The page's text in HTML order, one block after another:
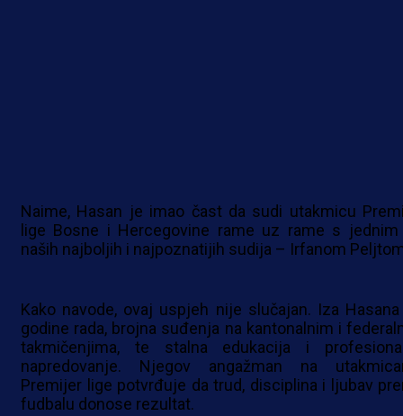
Naime, Hasan je imao čast da sudi utakmicu
lige Bosne i Hercegovine rame uz rame s jednim
naših najboljih i najpoznatijih sudija – Irfanom
Kako navode, ovaj uspjeh nije slučajan. Iza
godine rada, brojna suđenja na kantonalnim i
takmičenjima, te stalna edukacija i
napredovanje. Njegov angažman na
Premijer lige potvrđuje da trud, disciplina i ljubav
fudbalu donose rezultat.